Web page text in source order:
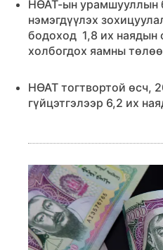
НӨАТ-ын урамшууллын
нэмэгдүүлэх
бодоход 1,8 их наядын
холбогдох яамны
НӨАТ тогтвортой өсч,
гүйцэтгэлээр 6,2 их